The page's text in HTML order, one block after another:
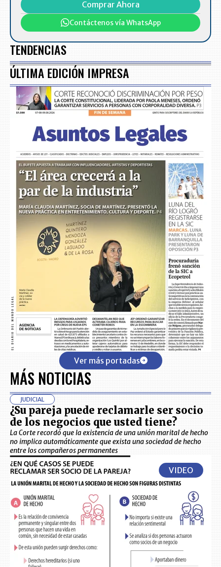
Comprar Ahora
Contáctenos vía WhatsApp
TENDENCIAS
ÚLTIMA EDICIÓN IMPRESA
Ver más portadas
MÁS NOTICIAS
JUDICIAL
¿Su pareja puede reclamarle ser socio
de los negocios que usted tiene?
La Corte recordó que la existencia de una unión marital de hecho
no implica automáticamente que exista una sociedad de hecho
entre los compañeros permanentes
VIDEO